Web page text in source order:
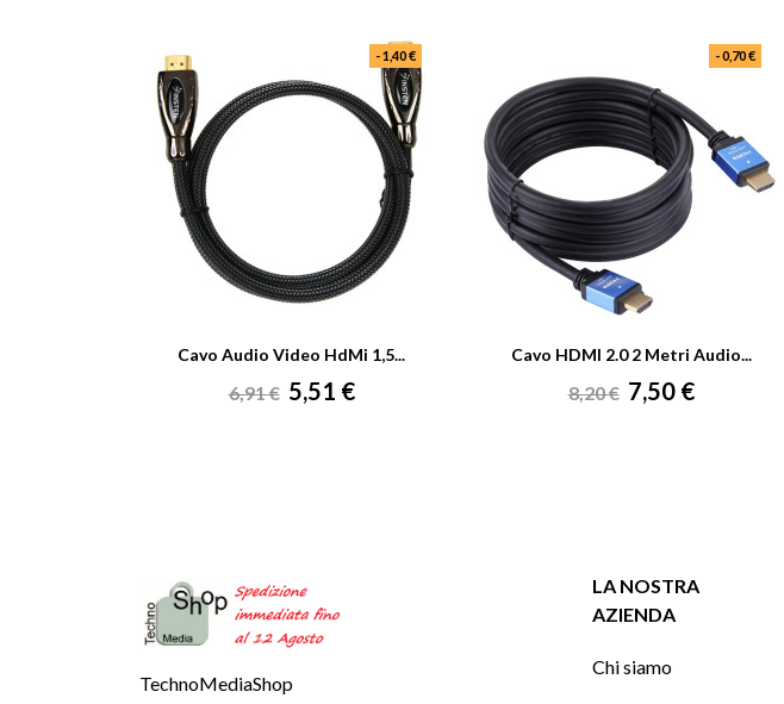
Cavo Audio Video HdMi 1,5...
Prezzo
6,91 € Prezzo
5,51 €
- 1,40 €
Cavo HDMI 2.0 2 Metri Audio...
Prezzo
8,20 € Prezzo
7,50 €
- 0,70 €
TechnoMediaShop
LA NOSTRA
AZIENDA
Chi siamo